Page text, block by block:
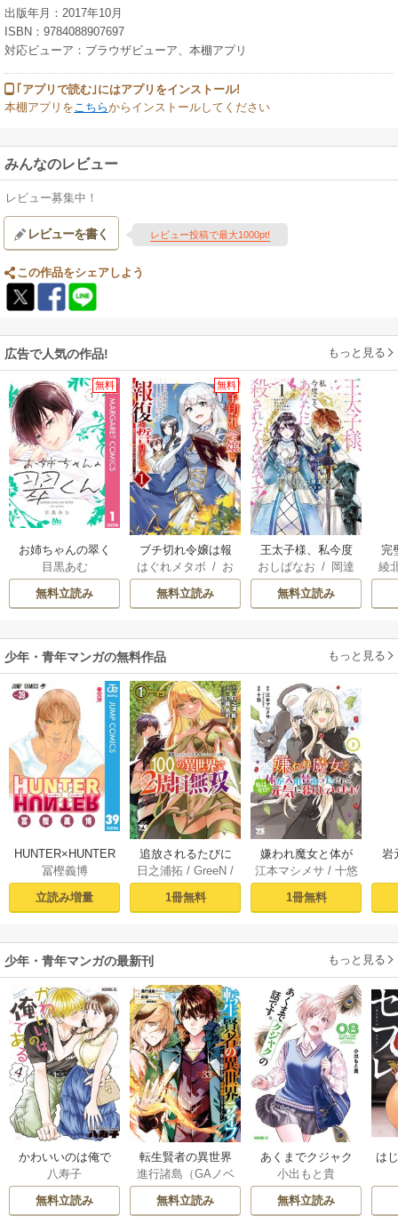
出版年月：2017年10月
ISBN：9784088907697
対応ビューア：ブラウザビューア、本棚アプリ
｢アプリで読む｣にはアプリをインストール!
本棚アプリをこちらからインストールしてください
みんなのレビュー
レビュー募集中！
レビューを書く レビュー投稿で最大1000pt!
この作品をシェアしよう
広告で人気の作品! もっと見る
無料
お姉ちゃんの翠く
ん
目黒あむ
無料立読み
無料
ブチ切れ令嬢は報
復を誓いました。
はぐれメタボ / お
おのいも /
無料立読み
王太子様、私今度
こそあなたに殺さ
れたくないんで
す！ ～聖女に嵌め
二度目は串刺し回
避します！～
おしばなお / 岡達
英茉
/ 先崎真琴
無料立読み
完
が
綾
少年・青年マンガの無料作品 もっと見る
HUNTER×HUNTER
モノクロ版 39
冨樫義博
立読み増量
追放されるたびに
スキルを手に入れ
た俺が、100の異世
界で2周目無双【電
日之浦拓 /GreeN /
仁森島司
1冊無料
嫌われ魔女と体が
入れ替わったけれ
ど、私は今日も元
気に暮らしていま
本】 1
江本マシメサ / 十悠
1冊無料
岩
少年・青年マンガの最新刊 もっと見る
かわいいのは俺で
ある 4巻
八寿子
無料立読み
転生賢者の異世界
ライフ～第二の職
業を得て、世界最
強になりました～ 3
進行諸島（GAノベ
ル／SBクリエイテ
ィブ刊）/彭傑（Fr
無料立読み
あくまでクジャク
の話です。 8巻
小出もと貴
無料立読み
は